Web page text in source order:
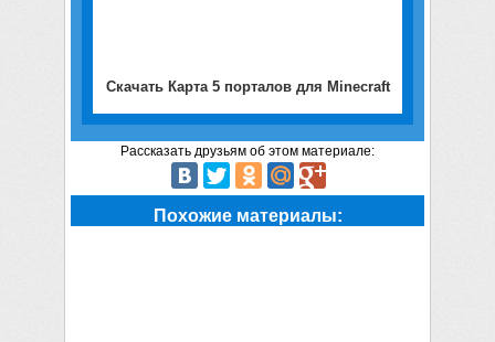
Скачать Карта 5 порталов для Minecraft
Рассказать друзьям об этом материале:
Похожие материалы: